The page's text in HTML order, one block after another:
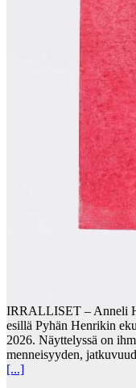
IRRALLISET – Anneli
esillä Pyhän Henrikin
2026. Näyttelyssä on
menneisyyden,
[...]